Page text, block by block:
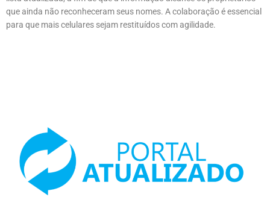
que ainda não reconheceram seus nomes. A colaboração é essencial
para que mais celulares sejam restituídos com agilidade.